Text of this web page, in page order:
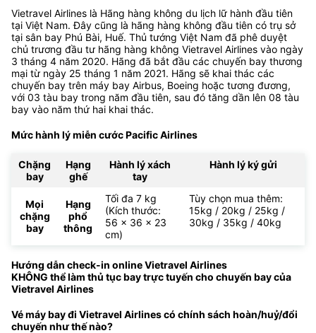
Vietravel Airlines là Hãng hàng không du lịch lữ hành đầu tiên
tại Việt Nam. Đây cũng là hãng hàng không đầu tiên có trụ sở
tại sân bay Phú Bài, Huế. Thủ tướng Việt Nam đã phê duyệt
chủ trương đầu tư hãng hàng không Vietravel Airlines vào ngày
3 tháng 4 năm 2020. Hãng đã bắt đầu các chuyến bay thương
mại từ ngày 25 tháng 1 năm 2021. Hãng sẽ khai thác các
chuyến bay trên máy bay Airbus, Boeing hoặc tương đương,
với 03 tàu bay trong năm đầu tiên, sau đó tăng dần lên 08 tàu
bay vào năm thứ hai khai thác.
Mức hành lý miễn cước Pacific Airlines
Chặng
bay
Hạng
ghế
Hành lý xách
tay
Hành lý ký gửi
Mọi
chặng
bay
Hạng
phổ
thông
Tối đa 7 kg
(Kích thước:
56 x 36 x 23
cm)
Tùy chọn mua thêm:
15kg / 20kg / 25kg /
30kg / 35kg / 40kg
Hướng dẫn check-in online Vietravel Airlines
KHÔNG thể làm thủ tục bay trực tuyến cho chuyến bay của
Vietravel Airlines
Vé máy bay đi Vietravel Airlines có chính sách hoàn/huỷ/đổi
chuyến như thế nào?